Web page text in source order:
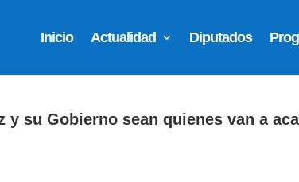
Inicio Actualidad Diputados
y su Gobierno sean quienes van a